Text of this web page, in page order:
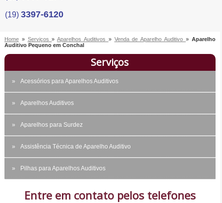
(19) 3397-6120
Home » Serviços»Aparelhos Auditivos » Venda de Aparelho Auditivo » Aparelho
Auditivo Pequeno em Conchal
Serviços
Acessórios para Aparelhos Auditivos
Aparelhos Auditivos
Aparelhos para Surdez
Assistência Técnica de Aparelho Auditivo
Pilhas para Aparelhos Auditivos
Entre em contato pelos telefones